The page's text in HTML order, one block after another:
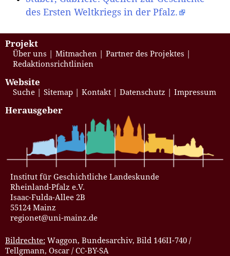
des Ersten Weltkriegs in der Pfalz.
Projekt
Über uns Mitmachen
Partner des Projektes
Redaktionsrichtlinien
Website
Suche Sitemap Kontakt Datenschutz Impressum
Herausgeber
Institut für Geschichtliche Landeskunde
Rheinland-Pfalz e.V.
Isaac-Fulda-Allee 2B
55124 Mainz
regionet@uni-mainz.de
Bildrechte: Waggon, Bundesarchiv, Bild 146II-740 /
Tellgmann, Oscar / CC-BY-SA